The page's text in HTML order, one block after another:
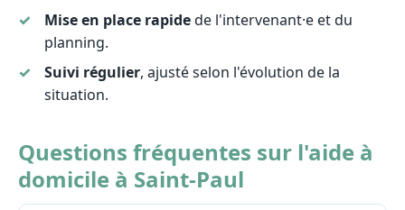
Mise en place rapidede l'intervenant·e et du
planning.
Suivi régulier, ajusté selon l'évolution de la
situation.
Questions fréquentes sur l'aide à
domicile à Saint-Paul